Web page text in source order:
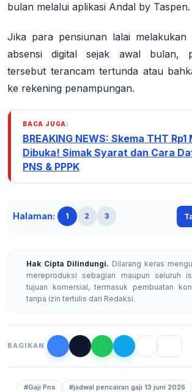
bulan melalui aplikasi Andal by Taspen.
Jika para pensiunan lalai melakukan
absensi digital sejak awal bulan,
tersebut terancam tertunda atau
ke rekening penampungan.
BACA JUGA:
BREAKING NEWS: Skema THT
Dibuka! Simak Syarat dan Cara
PNS & PPPK
Halaman: 1 2 3
Hak Cipta Dilindungi. Dilarang keras
mereproduksi sebagian maupun seluruh
tujuan komersial, termasuk pembuatan
tanpa izin tertulis dari Redaksi.
BAGIKAN
#Gaji Pns
#jadwal pencairan gaji 13 juni 2026